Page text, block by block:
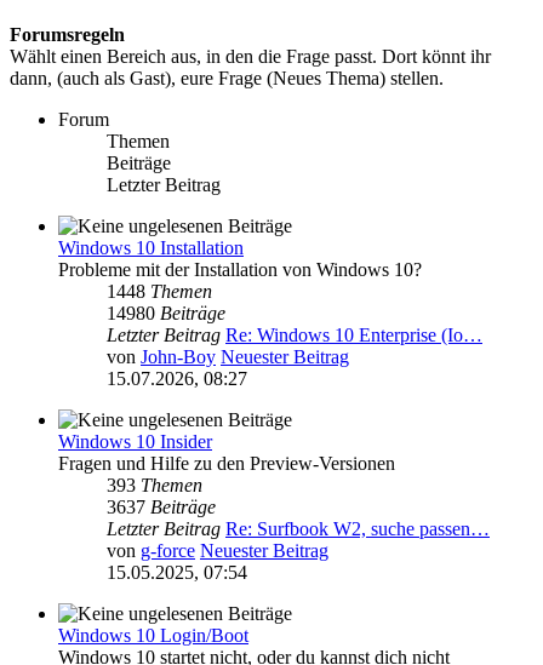
Forumsregeln
Wählt einen Bereich aus, in den die Frage passt. Dort könnt ihr
dann, (auch als Gast), eure Frage (Neues Thema) stellen.
Forum
Themen
Beiträge
Letzter Beitrag
Windows 10 Installation
Probleme mit der Installation von Windows 10?
1448 Themen
14980 Beiträge
Letzter Beitrag Re: Windows 10 Enterprise (Io…
von John-Boy Neuester Beitrag
15.07.2026, 08:27
Windows 10 Insider
Fragen und Hilfe zu den Preview-Versionen
393 Themen
3637 Beiträge
Letzter Beitrag Re: Surfbook W2, suche passen…
von g-force Neuester Beitrag
15.05.2025, 07:54
Windows 10 Login/Boot
Windows 10 startet nicht, oder du kannst dich nicht